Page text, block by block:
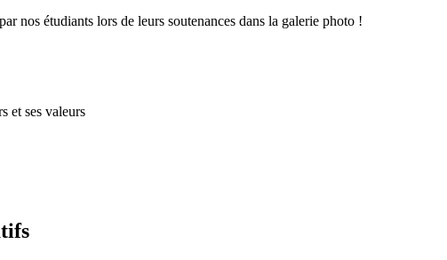
nos étudiants lors de leurs soutenances dans la galerie photo !
et ses valeurs